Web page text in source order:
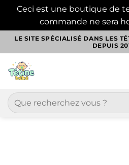
Ceci est une boutique de
commande ne sera
Passer
contenu
LE SITE SPÉCIALISÉ DANS LES
DEPUIS
Recherche
pour :